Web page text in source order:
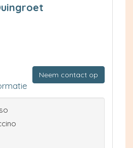
Neem contact op